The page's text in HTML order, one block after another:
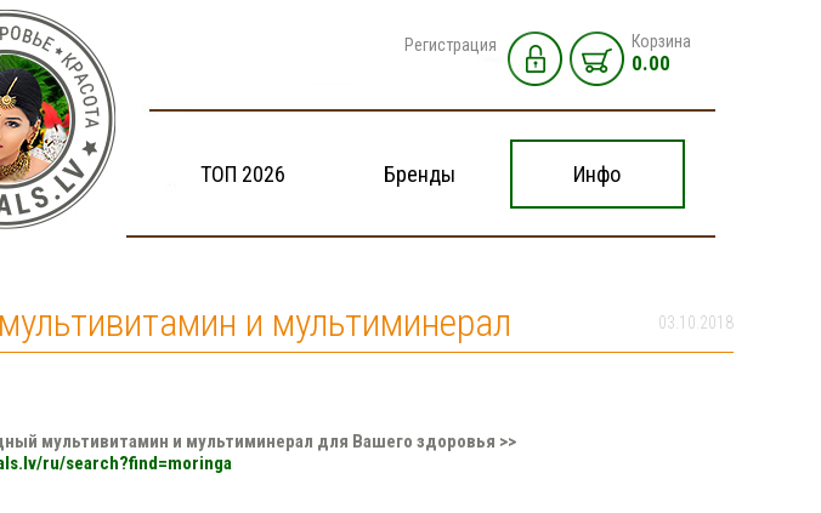
Регистрация Корзина
0.00
ТОП 2026 Бренды Инфо
03.10.2018
и мультиминерал
мультивитамин и мультиминерал для Вашего здоровья >>
ru/search?find=moringa